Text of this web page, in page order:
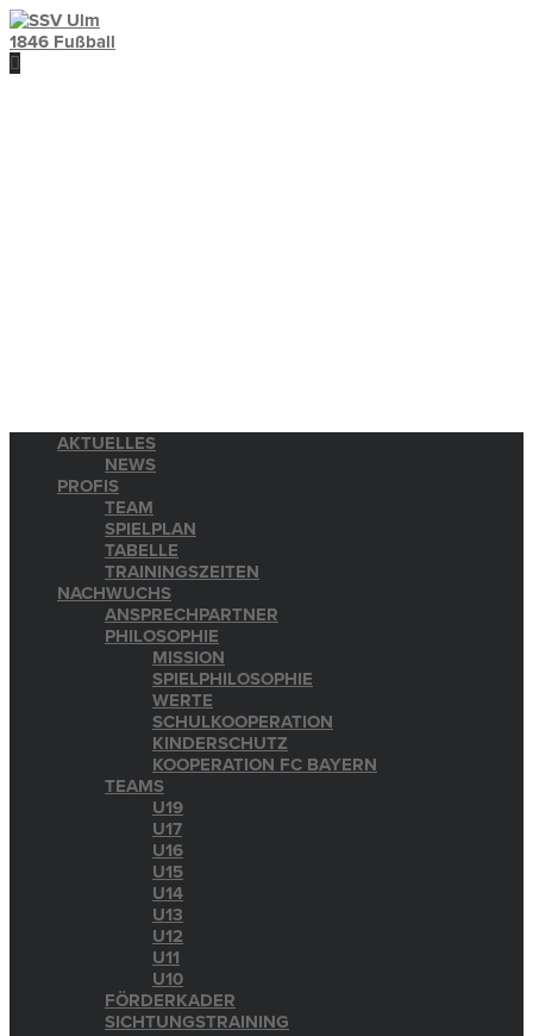
AKTUELLES
NEWS
PROFIS
TEAM
SPIELPLAN
TABELLE
TRAININGSZEITEN
NACHWUCHS
ANSPRECHPARTNER
PHILOSOPHIE
MISSION
SPIELPHILOSOPHIE
WERTE
SCHULKOOPERATION
KINDERSCHUTZ
KOOPERATION FC BAYERN
TEAMS
U19
U17
U16
U15
U14
U13
U12
U11
U10
FÖRDERKADER
SICHTUNGSTRAINING